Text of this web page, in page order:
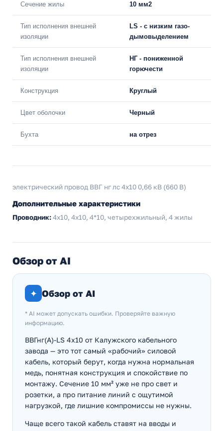
Сечение жилы 10 мм2
Тип исполнения внешней
изоляции
LS - с низким газо-
дымовыделением
Тип исполнения внешней
изоляции
НГ - пониженной
горючести
Конструкция Круглый
Цвет оболочки Черный
Бухта на отрез
электрический провод ВВГ нг лс 4x10 0,66 кВ (660 В)
Дополнительные характеристики
Проводник:4х10, 4x10, 4*10, четырехжильный, 4 жилы
Обзор от AI
✦ Обзор от AI
* AI может допускать ошибки. Проверяйте важную
информацию.
ВВГнг(А)-LS 4х10 от Калужского кабельного
завода — это тот самый «рабочий» силовой
кабель, который берут, когда нужна нормальная
медь, понятная конструкция и спокойствие по
монтажу. Сечение 10 мм² уже не про свет и
розетки, а про питание линий с ощутимой
нагрузкой, где лишние компромиссы не нужны.
Чаще всего такой кабель ставят на вводы и